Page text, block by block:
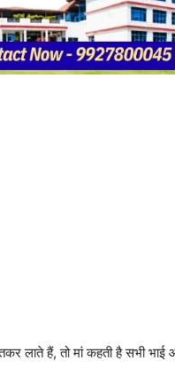
लाते हैं, तो मां कहती है सभी